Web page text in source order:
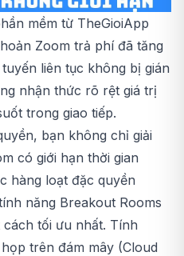
mềm từ TheGioiApp
Zoom trả phí đã tăng
liên tục không bị gián
nhận thức rõ rệt giá trị
trong giao tiếp.
bạn không chỉ giải
có giới hạn thời gian
hàng loạt đặc quyền
năng Breakout Rooms
tối ưu nhất. Tính
trên đám mây (Cloud